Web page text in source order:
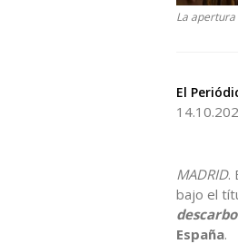
La
El
MADRID.
bajo el
España.